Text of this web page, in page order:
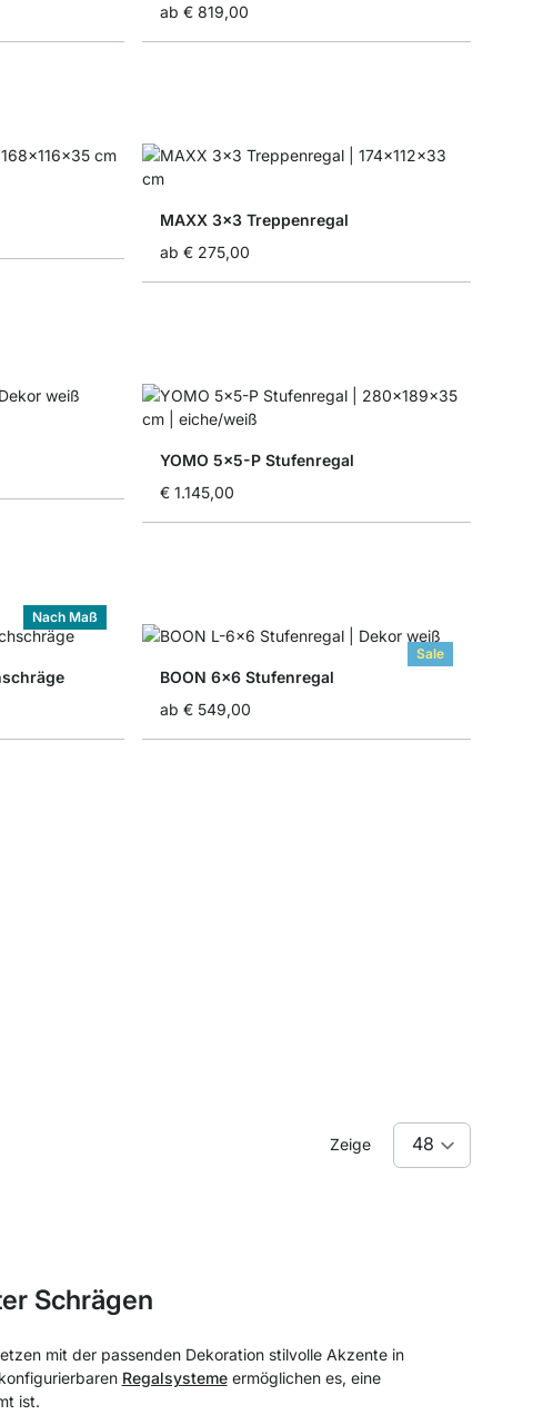
ab € 819,00
MAXX 3x3 Treppenregal
ab € 275,00
YOMO 5x5-P Stufenregal
€ 1.145,00
Nach Maß
Sale
BOON 6x6 Stufenregal
ab € 549,00
Zeige
Schrägen
mit der passenden Dekoration stilvolle Akzente in
Regalsysteme ermöglichen es, eine
ist.